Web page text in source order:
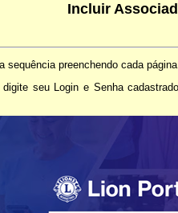
Incluir
sequência preenchendo cada
seu Login e Senha